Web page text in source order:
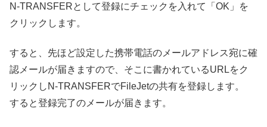
N-TRANSFERとして登録にチェックを入れて「OK」を
クリックします。
すると、先ほど設定した携帯電話のメールアドレス宛に確
認メールが届きますので、そこに書かれているURLをク
リックしN-TRANSFERでFileJetの共有を登録します。
すると登録完了のメールが届きます。